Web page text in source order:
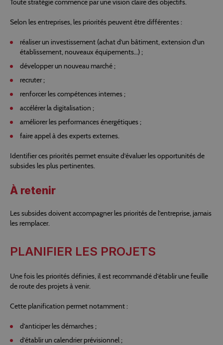
Selon les entreprises, les priorités peuvent être différentes :
réaliser un investissement (achat d’un bâtiment, extension d’un
établissement, nouveaux équipements…) ;
développer un nouveau marché ;
recruter ;
renforcer les compétences internes ;
accélérer la digitalisation ;
améliorer les performances énergétiques ;
faire appel à des experts externes.
Identifier ces priorités permet ensuite d’évaluer les opportunités de
subsides les plus pertinentes.
À retenir
Les subsides doivent accompagner les priorités de l’entreprise, jamais
les remplacer.
PLANIFIER LES PROJETS
Une fois les priorités définies, il est recommandé d’établir une feuille
de route des projets à venir.
Cette planification permet notamment :
d’anticiper les démarches ;
d’établir un calendrier prévisionnel;